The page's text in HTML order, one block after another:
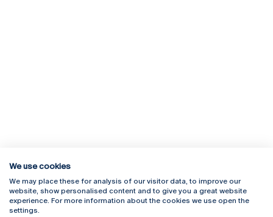
Rua Diogo Botelho 1327
4169-005 Porto
+351 226 196 240
Campus Online
Webmail
We use cookies
We may place these for analysis of our visitor data, to improve our
website, show personalised content and to give you a great website
experience. For more information about the cookies we use open the
settings.